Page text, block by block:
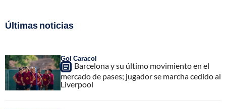
Últimas noticias
Gol Caracol
Barcelona y su último movimiento en el
mercado de pases; jugador se marcha cedido al
Liverpool